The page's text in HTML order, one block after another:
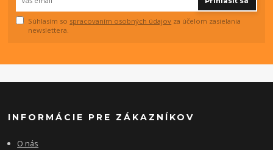
Súhlasím so spracovaním osobných údajov za účelom zasielania
newslettera.
INFORMÁCIE PRE ZÁKAZNÍKOV
O nás